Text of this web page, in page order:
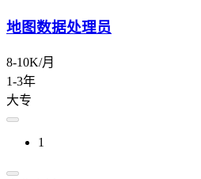
地图数据处理员
8-10K/月
1-3年
大专
1